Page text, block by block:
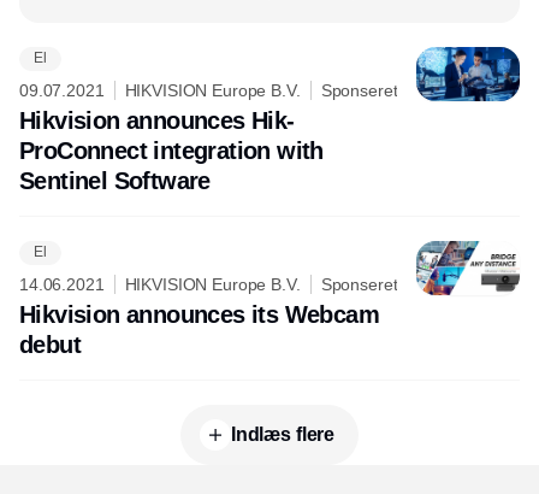
El
09.07.2021 HIKVISION Europe B.V. Sponseret
Hikvision announces Hik-
ProConnect integration with
Sentinel Software
El
14.06.2021 HIKVISION Europe B.V. Sponseret
Hikvision announces its Webcam
debut
Indlæs flere